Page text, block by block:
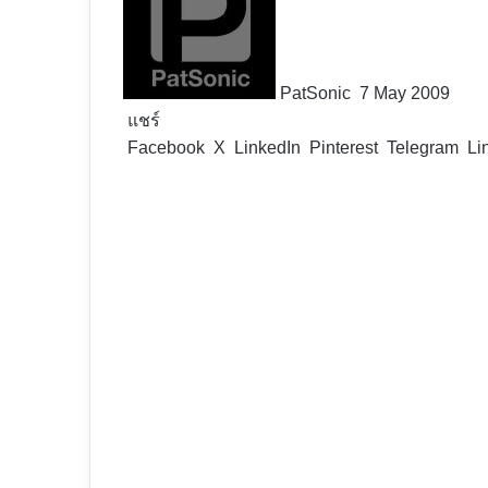
PatSonic 7 May 2009
แชร์
Facebook X LinkedIn Pinterest Telegram